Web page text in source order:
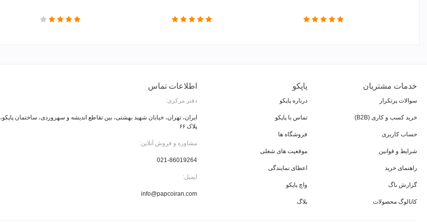
خدمات مشتریان
سوالات پرتکرار
خرید کسب و کاری (B2B)
حساب کاربری
شرایط و قوانین
راهنمای خرید
گزارش باگ
کاتالوگ محصولات
پاپکو
درباره پاپکو
تماس با پاپکو
فروشگاه ها
موقعیت های شغلی
اعطای نمایندگی
واچ پاپکو
بلاگ
اطلاعات تماس
دفتر مرکزی:
ایران، تهران، خیابان شهید بهشتی، بین تقاطع اندیشه و سهروردی، ساختمان پاپکو،
پلاک ۶۶
مشاوره و فروش آنلاین:
021-86019264
ایمیل:
info@papcoiran.com